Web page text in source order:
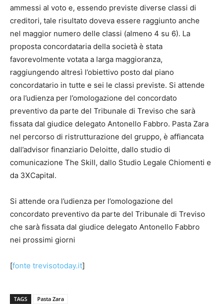
ammessi al voto e, essendo previste diverse classi di
creditori, tale risultato doveva essere raggiunto anche
nel maggior numero delle classi (almeno 4 su 6). La
proposta concordataria della società è stata
favorevolmente votata a larga maggioranza,
raggiungendo altresì l’obiettivo posto dal piano
concordatario in tutte e sei le classi previste. Si attende
ora l’udienza per l’omologazione del concordato
preventivo da parte del Tribunale di Treviso che sarà
fissata dal giudice delegato Antonello Fabbro. Pasta Zara
nel percorso di ristrutturazione del gruppo, è affiancata
dall’advisor finanziario Deloitte, dallo studio di
comunicazione The Skill, dallo Studio Legale Chiomenti e
da 3XCapital.
Si attende ora l’udienza per l’omologazione del
concordato preventivo da parte del Tribunale di Treviso
che sarà fissata dal giudice delegato Antonello Fabbro
nei prossimi giorni
[fonte trevisotoday.it]
TAGS Pasta Zara